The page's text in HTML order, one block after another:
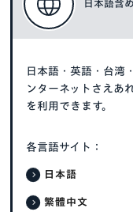
日本語含
日本語・英語・台湾
ンターネットさえあ
を利用できます。
各言語サイト：
日本語
繁體中文